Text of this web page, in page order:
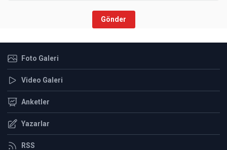
Gönder
Foto Galeri
Video Galeri
Anketler
Yazarlar
RSS